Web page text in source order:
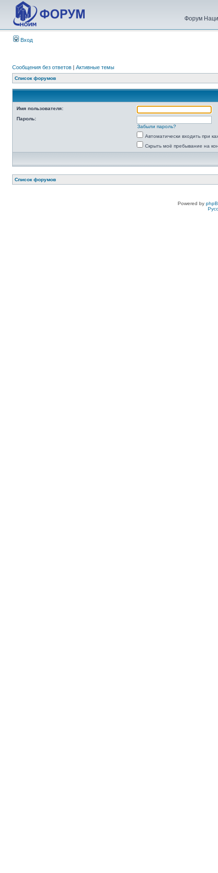
Форум
Вход
Сообщения без ответов | Активные темы
Список форумов
Имя пользователя:
Пароль:
Забыли пароль?
Автоматически входить при
Скрыть моё пребывание на
Список форумов
Powered by